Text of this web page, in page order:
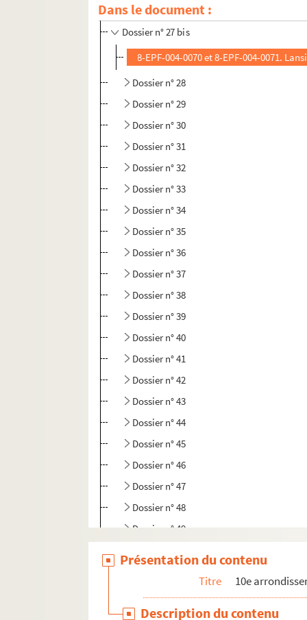
Dans le document :
Dossier n° 27
Dossier n° 27 bis
8-EPF-004-0070 et 8-EPF-004-0071.
Dossier n° 28
Dossier n° 29
Dossier n° 30
Dossier n° 31
Dossier n° 32
Dossier n° 33
Dossier n° 34
Dossier n° 35
Dossier n° 36
Dossier n° 37
Dossier n° 38
Dossier n° 39
Dossier n° 40
Dossier n° 41
Dossier n° 42
Dossier n° 43
Dossier n° 44
Dossier n° 45
Dossier n° 46
Dossier n° 47
Dossier n° 48
Dossier n° 49
Dossier n° 53
Présentation du contenu
Titre 10e
Description du contenu